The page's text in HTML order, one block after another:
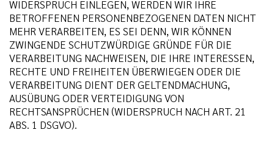
WIDERSPRUCH EINLEGEN, WERDEN WIR IHRE
BETROFFENEN PERSONENBEZOGENEN DATEN NICHT
MEHR VERARBEITEN, ES SEI DENN, WIR KÖNNEN
ZWINGENDE SCHUTZWÜRDIGE GRÜNDE FÜR DIE
VERARBEITUNG NACHWEISEN, DIE IHRE INTERESSEN,
RECHTE UND FREIHEITEN ÜBERWIEGEN ODER DIE
VERARBEITUNG DIENT DER GELTENDMACHUNG,
AUSÜBUNG ODER VERTEIDIGUNG VON
RECHTSANSPRÜCHEN (WIDERSPRUCH NACH ART. 21
ABS. 1 DSGVO).